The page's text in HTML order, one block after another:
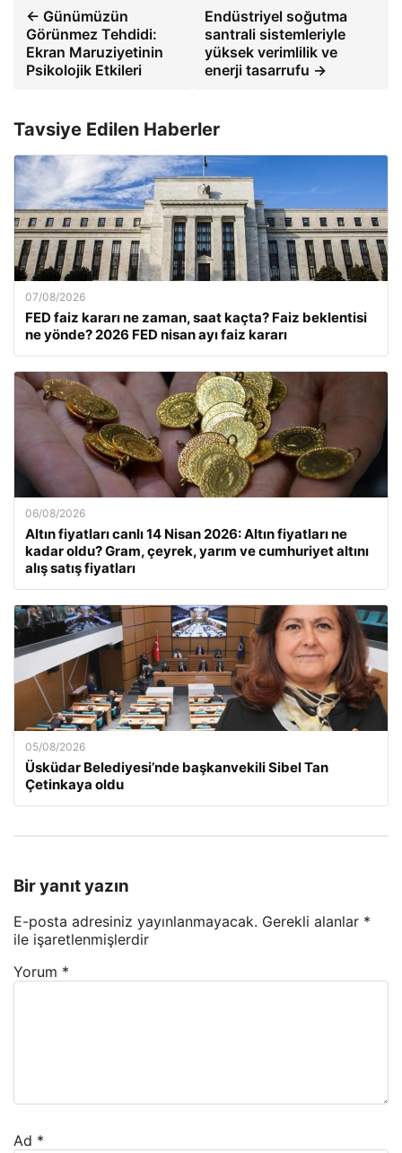
← Günümüzün
Görünmez Tehdidi:
Ekran Maruziyetinin
Psikolojik Etkileri
Endüstriyel soğutma
santrali sistemleriyle
yüksek verimlilik ve
enerji tasarrufu →
Tavsiye Edilen Haberler
07/08/2026
FED faiz kararı ne zaman, saat kaçta? Faiz beklentisi
ne yönde? 2026 FED nisan ayı faiz kararı
06/08/2026
Altın fiyatları canlı 14 Nisan 2026: Altın fiyatları ne
kadar oldu? Gram, çeyrek, yarım ve cumhuriyet altını
alış satış fiyatları
05/08/2026
Üsküdar Belediyesi’nde başkanvekili Sibel Tan
Çetinkaya oldu
Bir yanıt yazın
E-posta adresiniz yayınlanmayacak. Gerekli alanlar *
ile işaretlenmişlerdir
Yorum *
Ad *